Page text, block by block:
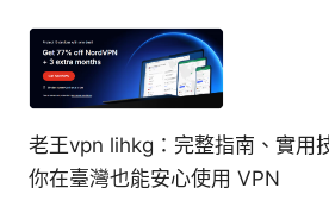
老王vpn lihkg：完整指南、實用
你在臺灣也能安心使用 VPN